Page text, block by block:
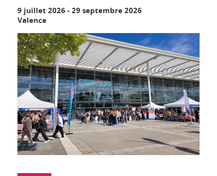
9 juillet 2026 -29 septembre 2026
Valence